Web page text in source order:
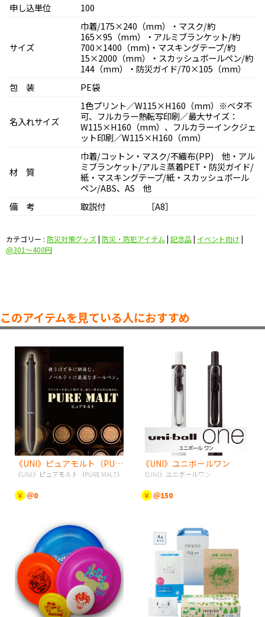
申し込単位 100
サイズ
巾着/175×240（mm）・マスク/約
165×95（mm）・アルミブランケット/約
700×1400（mm)・マスキングテープ/約
15×2000（mm）・スカッシュボールペン/約
144（mm）・防災ガイド/70×105（mm）
包 装
PE袋
名入れサイズ
1色プリント／W115×H160（mm）※ベタ不
可、フルカラー熱転写印刷／最大サイズ：
W115×H160（mm）、フルカラーインクジェ
ット印刷／W115×H160（mm）
材 質
巾着/コットン・マスク/不織布(PP) 他・アル
ミブランケット/アルミ蒸着PET・防災ガイド/
紙・マスキングテープ/紙・スカッシュボール
ペン/ABS、AS 他
備 考
取説付 ［A8］
カテゴリー : 防災対策グッズ| 防災・防犯アイテム | 記念品| イベント向け |
@301〜400円
このアイテムを見ている人におすすめ
《UNI》ピュアモルト（PURE MALT）
《UNI》ピュアモルト（PURE MALT）
￥ ＠0
《UNI》ユニボールワン
《UNI》ユニボールワン
￥ ＠150